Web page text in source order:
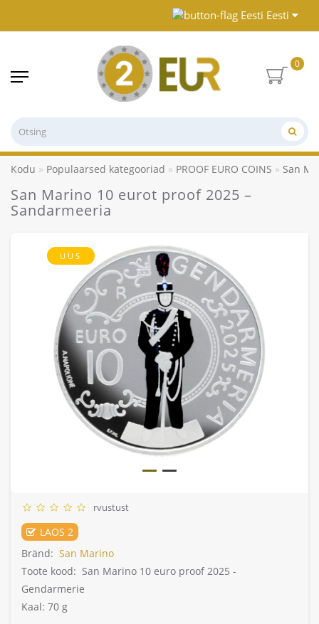
Eesti
0
Kodu Populaarsed kategooriad PROOF EURO COINS San
San Marino 10 eurot proof 2025 –
Sandarmeeria
UUS
rvustust
LAOS 2
Bränd: San Marino
Toote kood: San Marino 10 euro proof 2025 -
Gendarmerie
Kaal: 70 g